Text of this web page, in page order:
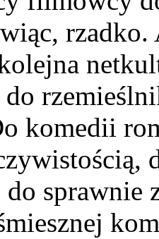
do
komedii
sprawnie